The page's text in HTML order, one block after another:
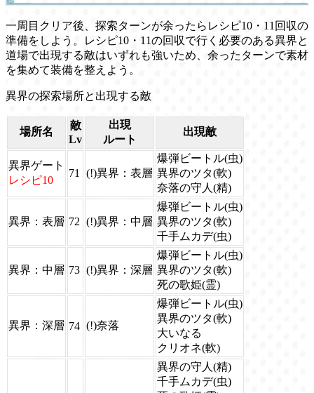
一周目クリア後、探索ターンが余ったらレシピ10・11回収の
準備をしよう。レシピ10・11の回収で行く必要のある異界と
道場で出現する敵はいずれも強いため、余ったターンで素材
を集めて装備を整えよう。
異界の探索場所と出現する敵
場所名
敵
Lv
出現
ルート
出現敵
異界ゲート
レシピ10
71 (!)異界：表層
爆弾ビートル(虫)
異界のツタ(軟)
奈落の守人(精)
異界：表層 72 (!)異界：中層
爆弾ビートル(虫)
異界のツタ(軟)
千手ムカデ(虫)
異界：中層 73 (!)異界：深層
爆弾ビートル(虫)
異界のツタ(軟)
死の歌姫(霊)
異界：深層 74 (!)奈落
爆弾ビートル(虫)
異界のツタ(軟)
大いなる
クリオネ(軟)
異界の守人(精)
千手ムカデ(虫)